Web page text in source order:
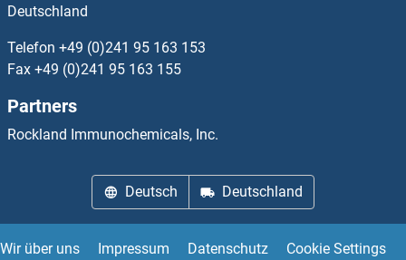
beta-2-Microglobulin Antikörper
beta-Lactamase Antikörper
Betacellulin Antikörper
BEX1 Antikörper
Deutschland
Telefon +49 (0)241 95 163 153
Fax +49 (0)241 95 163 155
Partners
Rockland Immunochemicals, Inc.
Deutsch Deutschland
Wir über uns Impressum Datenschutz Cookie Settings